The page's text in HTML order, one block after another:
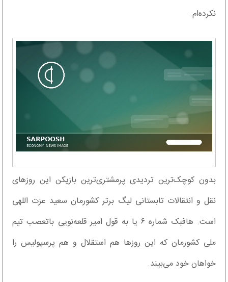
نکرده‌ام.
بدون کوچک‌ترین تردیدی پرمشتری‌ترین بازیکن این روزهای
نقل و انتقالات تابستانی لیگ برتر کشورمان سعید عزت اللهی
است. هافبک شماره ۶ یا به قول امیر قلعه‌نویی باتعصب تیم
ملی کشورمان که این روزها هم استقلال و هم پرسپولیس را
خواهان خود می‌بیند.